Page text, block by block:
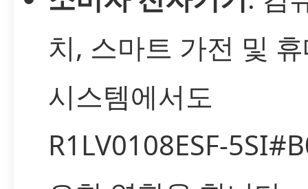
치, 스마트 가전 및
시스템에서도
R1LV0108ESF-